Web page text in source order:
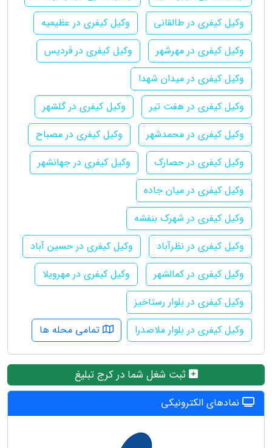
وکیل کیفری در طالقانی
وکیل کیفری در عظیمیه
وکیل کیفری در مهرشهر
وکیل کیفری در فردیس
وکیل کیفری در میدان شهدا
وکیل کیفری در هفت تیر
وکیل کیفری در گلشهر
وکیل کیفری در محمدشهر
وکیل کیفری در مصباح
وکیل کیفری در حصارک
وکیل کیفری در جهانشهر
وکیل کیفری در میان جاده
وکیل کیفری در شهرک بنفشه
وکیل کیفری در نظرآباد
وکیل کیفری در حسین آباد
وکیل کیفری در کمالشهر
وکیل کیفری در مهرویلا
وکیل کیفری در بلوار رستاخیز
وکیل کیفری در بلوار ملاصدرا
تمامی محله ها
ثبت شغل شما در کرج تبلیغ
نمادهای الکترونیکی